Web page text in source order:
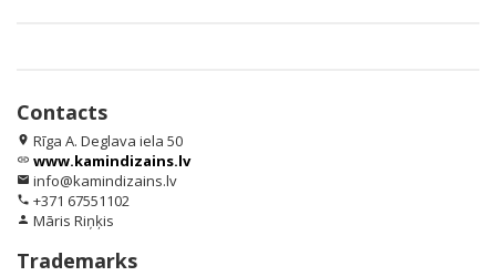
Contacts
location_on Rīga A. Deglava iela 50
link www.kamindizains.lv
email info@kamindizains.lv
phone +371 67551102
person Māris Riņķis
Trademarks